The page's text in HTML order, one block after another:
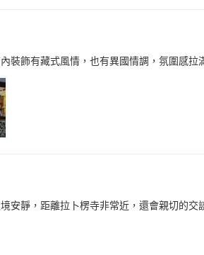
裝飾有藏式風情，也有異國情調，氛圍感拉
安靜，距離拉卜楞寺非常近，還會親切的